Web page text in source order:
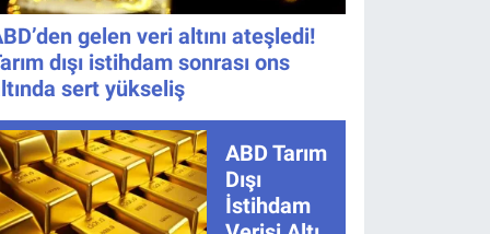
gelen veri altını ateşledi!
dışı istihdam sonrası ons
sert yükseliş
ABD Tarım
Dışı
İstihdam